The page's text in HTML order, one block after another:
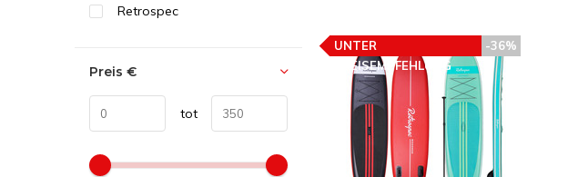
-36%
UNTER
PREISEMPFEHLUNG
Retrospec
Preis €
tot